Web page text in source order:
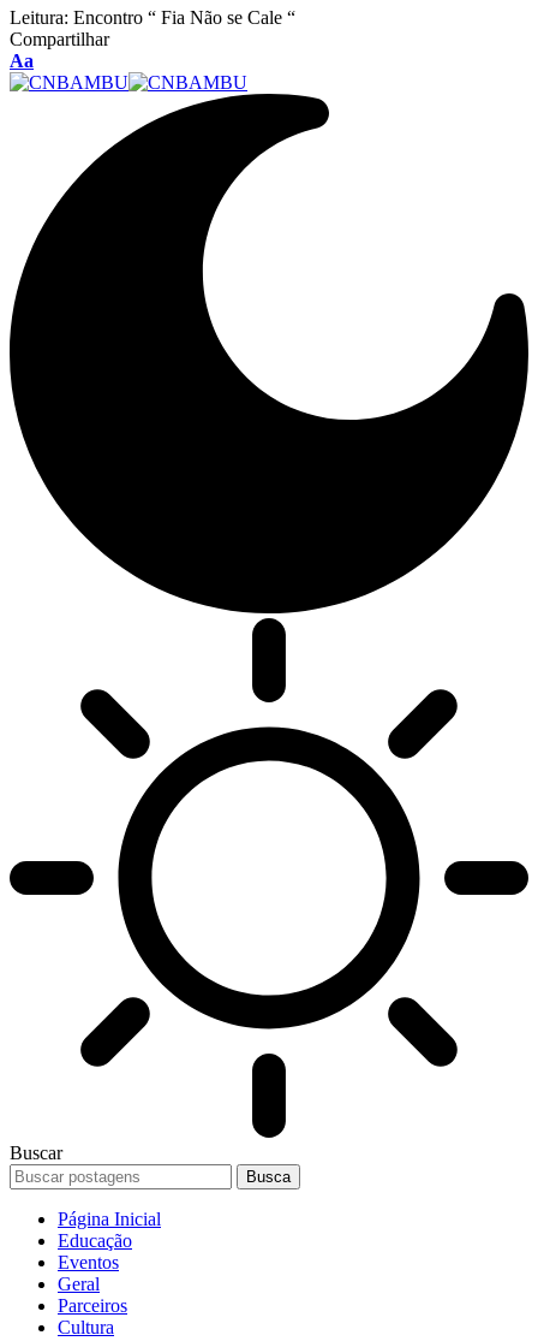
Leitura: Encontro “ Fia Não se Cale “
Compartilhar
Aa
Buscar
Página Inicial
Educação
Eventos
Geral
Parceiros
Cultura